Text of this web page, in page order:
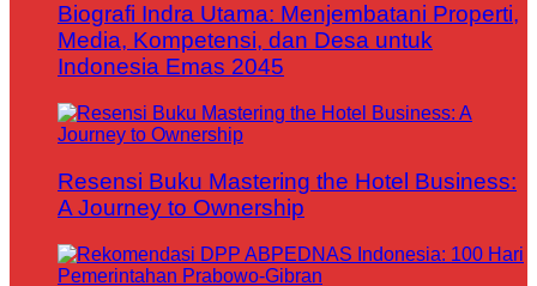
Biografi Indra Utama: Menjembatani Properti,
Media, Kompetensi, dan Desa untuk
Indonesia Emas 2045
Resensi Buku Mastering the Hotel Business:
A Journey to Ownership